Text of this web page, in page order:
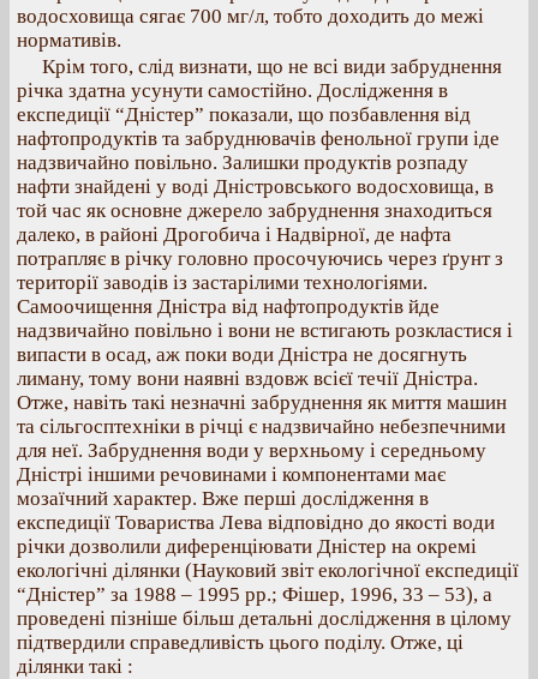
водосховища сягає 700 мг/л, тобто доходить до межі
нормативів.
Крім того, слід визнати, що не всі види забруднення
річка здатна усунути самостійно. Дослідження в
експедиції “Дністер” показали, що позбавлення від
нафтопродуктів та забруднювачів фенольної групи іде
надзвичайно повільно. Залишки продуктів розпаду
нафти знайдені у воді Дністровського водосховища, в
той час як основне джерело забруднення знаходиться
далеко, в районі Дрогобича і Надвірної, де нафта
потрапляє в річку головно просочуючись через ґрунт з
території заводів із застарілими технологіями.
Самоочищення Дністра від нафтопродуктів йде
надзвичайно повільно і вони не встигають розкластися і
випасти в осад, аж поки води Дністра не досягнуть
лиману, тому вони наявні вздовж всієї течії Дністра.
Отже, навіть такі незначні забруднення як миття машин
та сільгосптехніки в річці є надзвичайно небезпечними
для неї. Забруднення води у верхньому і середньому
Дністрі іншими речовинами і компонентами має
мозаїчний характер. Вже перші дослідження в
експедиції Товариства Лева відповідно до якості води
річки дозволили диференціювати Дністер на окремі
екологічні ділянки (Науковий звіт екологічної експедиції
“Дністер” за 1988 – 1995 рр.; Фішер, 1996, 33 – 53), а
проведені пізніше більш детальні дослідження в цілому
підтвердили справедливість цього поділу. Отже, ці
ділянки такі :